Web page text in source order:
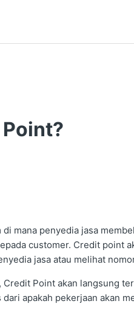
mana penyedia jasa
customer. Credit point
jasa atau melihat
Credit Point akan langsung
apakah pekerjaan akan